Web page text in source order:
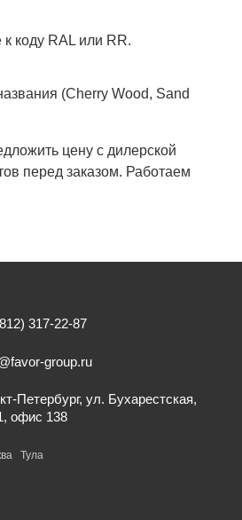
коду RAL или RR.
(Cherry Wood, Sand
цену с дилерской
перед заказом. Работаем
317-22-87
group.ru
Петербург, ул. Бухарестская,
офис 138
Тула